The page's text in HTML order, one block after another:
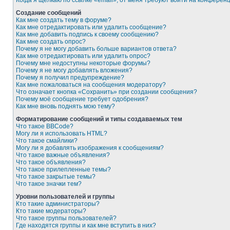
Создание сообщений
Как мне создать тему в форуме?
Как мне отредактировать или удалить сообщение?
Как мне добавить подпись к своему сообщению?
Как мне создать опрос?
Почему я не могу добавить больше вариантов ответа?
Как мне отредактировать или удалить опрос?
Почему мне недоступны некоторые форумы?
Почему я не могу добавлять вложения?
Почему я получил предупреждение?
Как мне пожаловаться на сообщения модератору?
Что означает кнопка «Сохранить» при создании сообщения?
Почему моё сообщение требует одобрения?
Как мне вновь поднять мою тему?
Форматирование сообщений и типы создаваемых тем
Что такое BBCode?
Могу ли я использовать HTML?
Что такое смайлики?
Могу ли я добавлять изображения к сообщениям?
Что такое важные объявления?
Что такое объявления?
Что такое прилепленные темы?
Что такое закрытые темы?
Что такое значки тем?
Уровни пользователей и группы
Кто такие администраторы?
Кто такие модераторы?
Что такое группы пользователей?
Где находятся группы и как мне вступить в них?